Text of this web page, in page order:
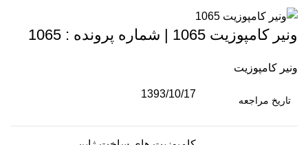
ونیر کامپوزیت 1065 | شماره پرونده : 1065
ونیر کامپوزیت
تاریخ مراجعه
1393/10/17